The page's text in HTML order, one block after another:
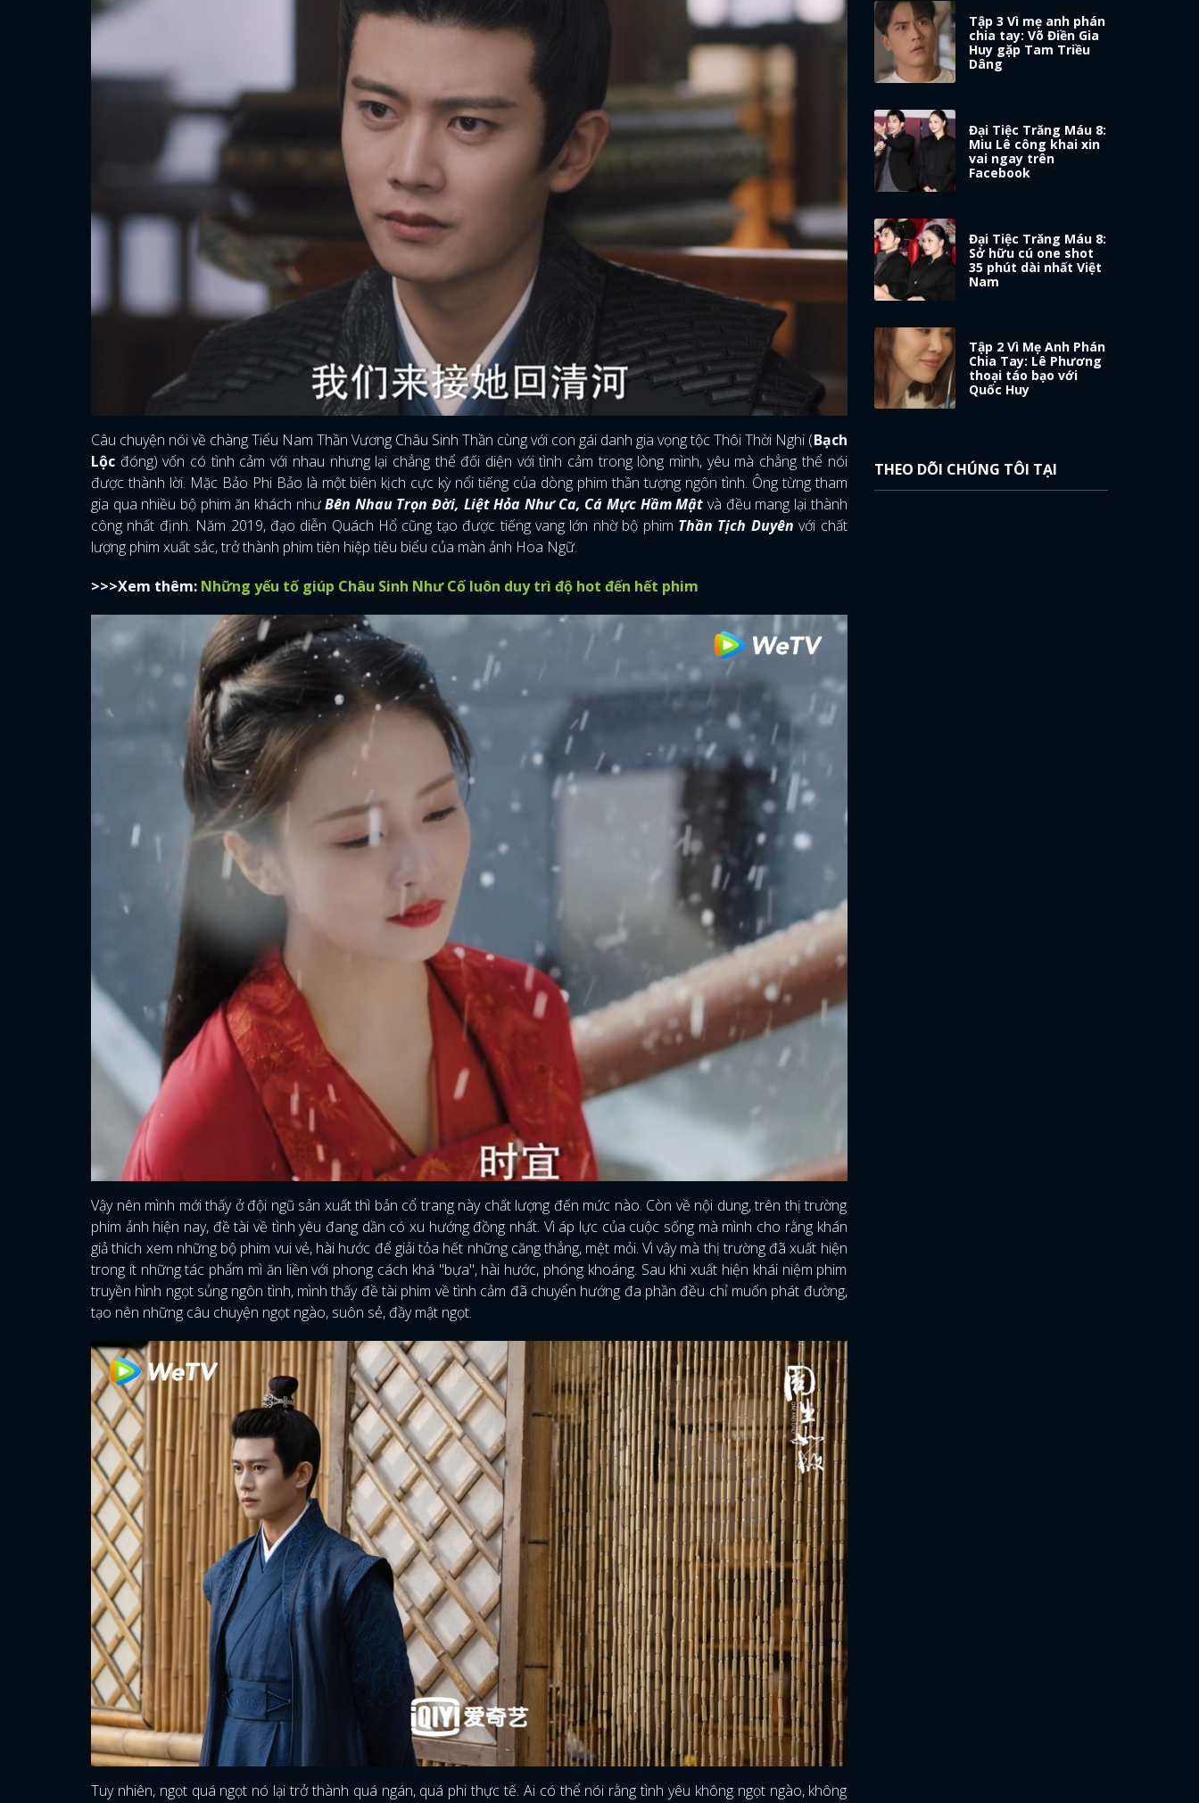
ĐĂNG NHẬP
FACEBOOK GOOGLE
Câu chuyện nói về chàng Tiểu Nam Thần Vương Châu Sinh Thần cùng với con gái danh gia vọng tộc Thôi Thời Nghi (Bạch
Lộc đóng) vốn có tình cảm với nhau nhưng lại chẳng thể đối diện với tình cảm trong lòng mình, yêu mà chẳng thể nói
được thành lời. Mặc Bảo Phi Bảo là một biên kịch cực kỳ nổi tiếng của dòng phim thần tượng ngôn tình. Ông từng tham
gia qua nhiều bộ phim ăn khách nhưBên Nhau Trọn Đời, Liệt Hỏa Như Ca, Cá Mực Hầm Mật và đều mang lại thành
công nhất định. Năm 2019, đạo diễn Quách Hổ cũng tạo được tiếng vang lớn nhờ bộ phim Thần Tịch Duyên với chất
lượng phim xuất sắc, trở thành phim tiên hiệp tiêu biểu của màn ảnh Hoa Ngữ.
>>>Xem thêm: Những yếu tố giúp Châu Sinh Như Cố luôn duy trì độ hot đến hết phim
Vậy nên mình mới thấy ở đội ngũ sản xuất thì bản cổ trang này chất lượng đến mức nào. Còn về nội dung, trên thị trường
phim ảnh hiện nay, đề tài về tình yêu đang dần có xu hướng đồng nhất. Vì áp lực của cuộc sống mà mình cho rằng khán
giả thích xem những bộ phim vui vẻ, hài hước để giải tỏa hết những căng thẳng, mệt mỏi. Vì vậy mà thị trường đã xuất hiện
trong ít những tác phẩm mì ăn liền với phong cách khá "bựa", hài hước, phóng khoáng. Sau khi xuất hiện khái niệm phim
truyền hình ngọt sủng ngôn tình, mình thấy đề tài phim về tình cảm đã chuyển hướng đa phần đều chỉ muốn phát đường,
tạo nên những câu chuyện ngọt ngào, suôn sẻ, đầy mật ngọt.
Tuy nhiên, ngọt quá ngọt nó lại trở thành quá ngán, quá phi thực tế. Ai có thể nói rằng tình yêu không ngọt ngào, không
Tập 3 Vì mẹ anh phán
chia tay: Võ Điền Gia
Huy gặp Tam Triều
Dâng
Đại Tiệc Trăng Máu 8:
Miu Lê công khai xin
vai ngay trên
Facebook
Đại Tiệc Trăng Máu 8:
Sở hữu cú one shot
35 phút dài nhất Việt
Nam
Tập 2 Vì Mẹ Anh Phán
Chia Tay: Lê Phương
thoại táo bạo với
Quốc Huy
THEO DÕI CHÚNG TÔI TẠI